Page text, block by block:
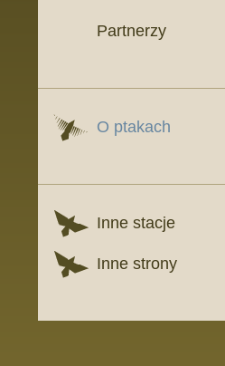
Partnerzy
O ptakach
Inne stacje
Inne strony